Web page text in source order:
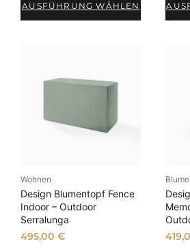
AUSFÜHRUNG WÄHLEN
Wohnen
Design Blumentopf Fence
Indoor – Outdoor
Serralunga
495,00€